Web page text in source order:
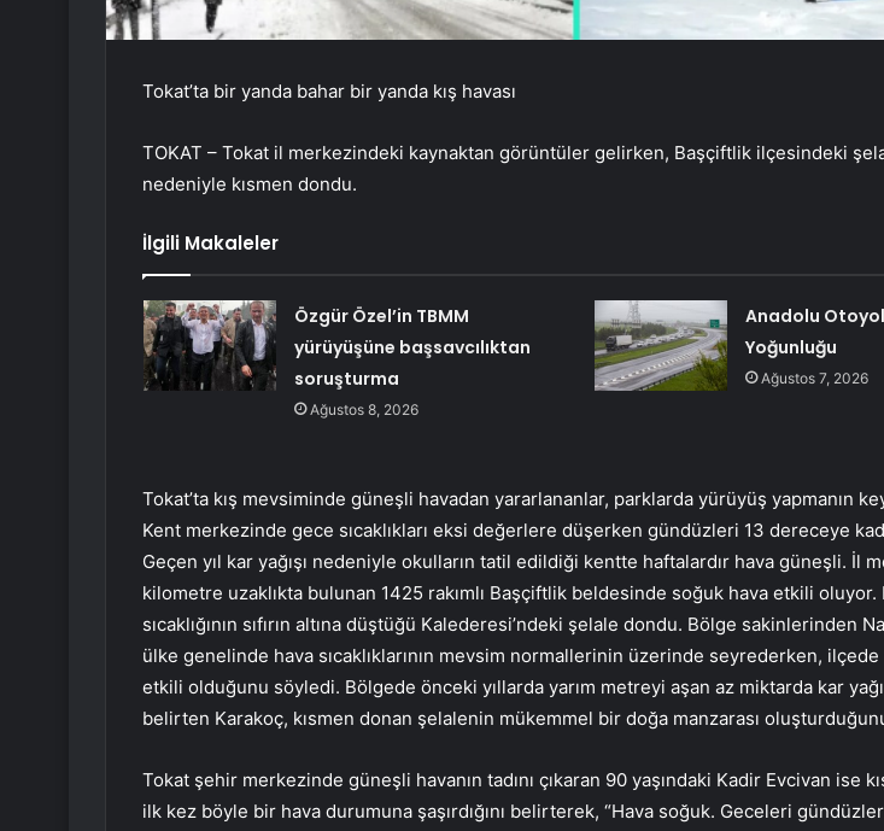
Tokat’ta bir yanda bahar bir yanda kış havası
TOKAT – Tokat il merkezindeki kaynaktan görüntüler gelirken, Başçiftlik ilçesindeki
nedeniyle kısmen dondu.
İlgili Makaleler
Özgür Özel’in TBMM
yürüyüşüne başsavcılıktan
soruşturma
Ağustos 8, 2026
Anadolu
Yoğunluğu
Ağustos 7, 2026
Tokat’ta kış mevsiminde güneşli havadan yararlananlar, parklarda yürüyüş yapmanın
Kent merkezinde gece sıcaklıkları eksi değerlere düşerken gündüzleri 13 dereceye
Geçen yıl kar yağışı nedeniyle okulların tatil edildiği kentte haftalardır hava güneşli. İl
kilometre uzaklıkta bulunan 1425 rakımlı Başçiftlik beldesinde soğuk hava etkili oluyor.
sıcaklığının sıfırın altına düştüğü Kalederesi’ndeki şelale dondu. Bölge sakinlerinden
ülke genelinde hava sıcaklıklarının mevsim normallerinin üzerinde seyrederken, ilçede
etkili olduğunu söyledi. Bölgede önceki yıllarda yarım metreyi aşan az miktarda kar
belirten Karakoç, kısmen donan şelalenin mükemmel bir doğa manzarası
Tokat şehir merkezinde güneşli havanın tadını çıkaran 90 yaşındaki Kadir Evcivan ise
ilk kez böyle bir hava durumuna şaşırdığını belirterek, “Hava soğuk. Geceleri